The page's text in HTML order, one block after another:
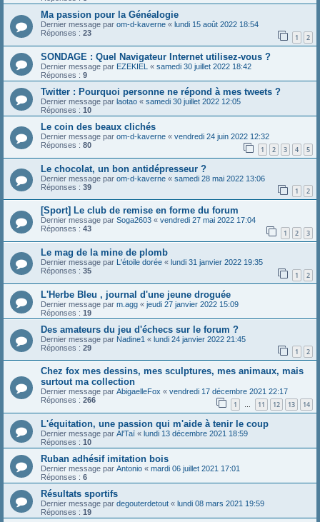
Ma passion pour la Généalogie
Dernier message par om-d-kaverne « lundi 15 août 2022 18:54
Réponses : 23 1 2
SONDAGE : Quel Navigateur Internet utilisez-vous ?
Dernier message par EZEKIEL « samedi 30 juillet 2022 18:42
Réponses : 9
Twitter : Pourquoi personne ne répond à mes tweets ?
Dernier message par laotao « samedi 30 juillet 2022 12:05
Réponses : 10
Le coin des beaux clichés
Dernier message par om-d-kaverne « vendredi 24 juin 2022 12:32
Réponses : 80 1 2 3 4 5
Le chocolat, un bon antidépresseur ?
Dernier message par om-d-kaverne « samedi 28 mai 2022 13:06
Réponses : 39 1 2
[Sport] Le club de remise en forme du forum
Dernier message par Soga2603 « vendredi 27 mai 2022 17:04
Réponses : 43 1 2 3
Le mag de la mine de plomb
Dernier message par L'étoile dorée « lundi 31 janvier 2022 19:35
Réponses : 35 1 2
L'Herbe Bleu , journal d'une jeune droguée
Dernier message par m.agg « jeudi 27 janvier 2022 15:09
Réponses : 19
Des amateurs du jeu d'échecs sur le forum ?
Dernier message par Nadine1 « lundi 24 janvier 2022 21:45
Réponses : 29 1 2
Chez fox mes dessins, mes sculptures, mes animaux, mais
surtout ma collection
Dernier message par AbigaelleFox « vendredi 17 décembre 2021 22:17
Réponses : 266 1 … 11 12 13 14
L'équitation, une passion qui m'aide à tenir le coup
Dernier message par Al'Taï « lundi 13 décembre 2021 18:59
Réponses : 10
Ruban adhésif imitation bois
Dernier message par Antonio « mardi 06 juillet 2021 17:01
Réponses : 6
Résultats sportifs
Dernier message par degouterdetout « lundi 08 mars 2021 19:59
Réponses : 19